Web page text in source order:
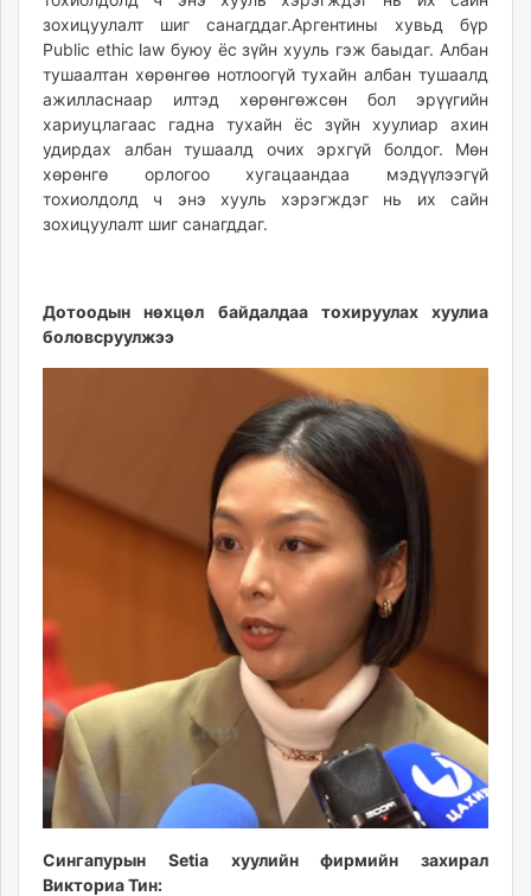
зохицуулалт шиг санагддаг.Аргентины хувьд бүр
Public ethic law буюу ёс зүйн хууль гэж баыдаг. Албан
тушаалтан хөрөнгөө нотлоогүй тухайн албан тушаалд
ажилласнаар илтэд хөрөнгөжсөн бол эрүүгийн
хариуцлагаас гадна тухайн ёс зүйн хуулиар ахин
удирдах албан тушаалд очих эрхгүй болдог. Мөн
хөрөнгө орлогоо хугацаандаа мэдүүлээгүй
тохиолдолд ч энэ хууль хэрэгждэг нь их сайн
зохицуулалт шиг санагддаг.
Дотоодын нөхцөл байдалдаа тохируулах хуулиа
боловсруулжээ
Сингапурын Setia хуулийн фирмийн захирал
Викториа Тин: